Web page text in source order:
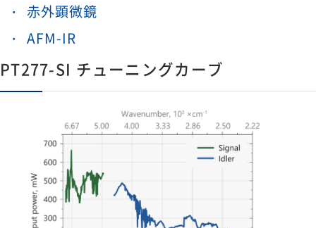
赤外顕微鏡
AFM-IR
PT277-SI チューニングカーブ